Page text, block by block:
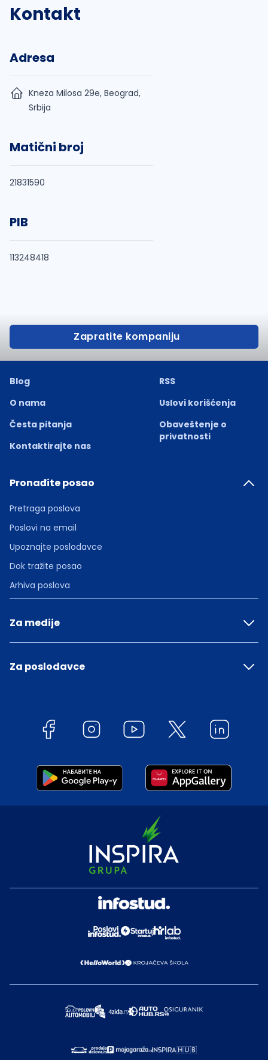
Kontakt
Adresa
Kneza Milosa 29e, Beograd,
Srbija
Matični broj
21831590
PIB
113248418
Zapratite kompaniju
Blog
O nama
Česta pitanja
Kontaktirajte nas
RSS
Uslovi korišćenja
Obaveštenje o
privatnosti
Pronađite posao
Pretraga poslova
Poslovi na email
Upoznajte poslodavce
Dok tražite posao
Arhiva poslova
Za medije
Za poslodavce